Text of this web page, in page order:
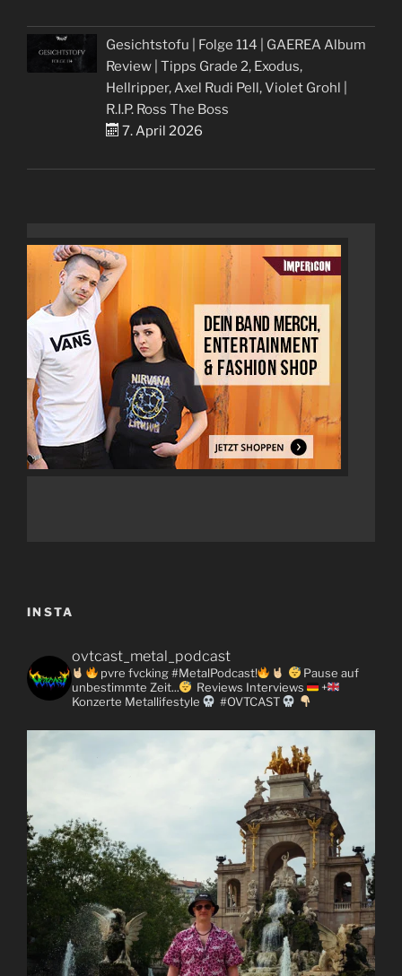
Gesichtstofu | Folge 114 | GAEREA Album
Review | Tipps Grade 2, Exodus,
Hellripper, Axel Rudi Pell, Violet Grohl |
R.I.P. Ross The Boss
7. April 2026
INSTA
ovtcast_metal_podcast
pvre fvcking #MetalPodcast!
Pause auf
unbestimmte Zeit...
Reviews Interviews
+
Konzerte Metallifestyle #OVTCAST